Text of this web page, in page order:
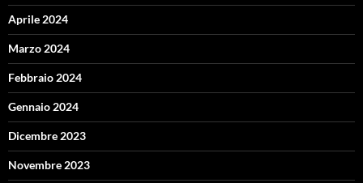
Aprile 2024
Marzo 2024
Febbraio 2024
Gennaio 2024
Dicembre 2023
Novembre 2023